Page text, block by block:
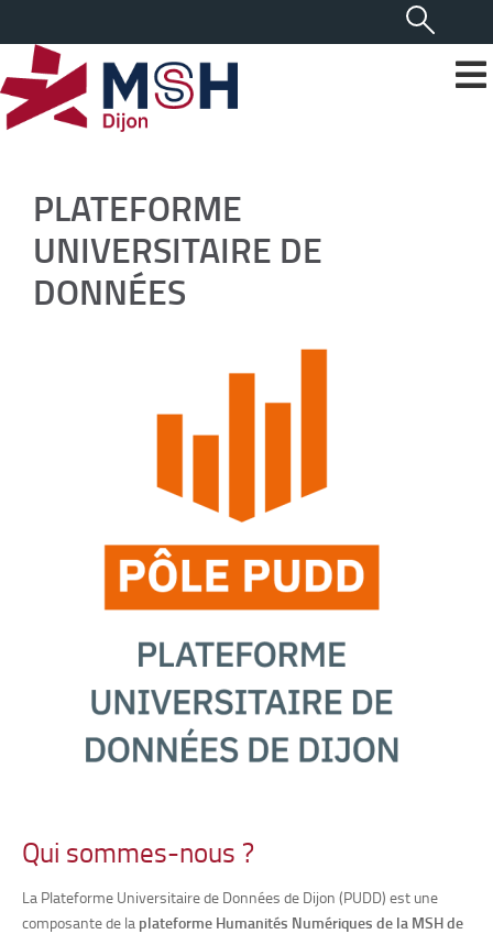
PLATEFORME
UNIVERSITAIRE DE
DONNÉES
Qui sommes-nous ?
La Plateforme Universitaire de Données de Dijon (PUDD) est une
composante de la plateforme Humanités Numériques de la MSH de